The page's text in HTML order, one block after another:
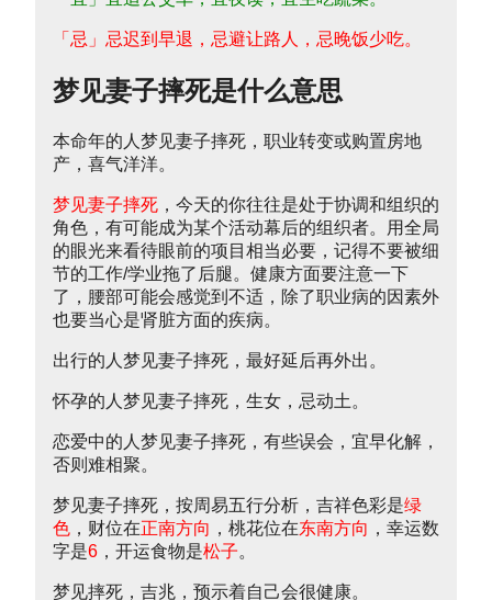
「忌」忌迟到早退，忌避让路人，忌晚饭少吃。
梦见妻子摔死是什么意思
本命年的人梦见妻子摔死，职业转变或购置房地
产，喜气洋洋。
梦见妻子摔死 ，今天的你往往是处于协调和组织的
角色，有可能成为某个活动幕后的组织者。用全局
的眼光来看待眼前的项目相当必要，记得不要被细
节的工作/学业拖了后腿。健康方面要注意一下
了，腰部可能会感觉到不适，除了职业病的因素外
也要当心是肾脏方面的疾病。
出行的人梦见妻子摔死，最好延后再外出。
怀孕的人梦见妻子摔死，生女，忌动土。
恋爱中的人梦见妻子摔死，有些误会，宜早化解，
否则难相聚。
梦见妻子摔死，按周易五行分析，吉祥色彩是绿
色 ，财位在正南方向 ，桃花位在东南方向 ，幸运数
字是6 ，开运食物是松子。
梦见摔死，吉兆，预示着自己会很健康。